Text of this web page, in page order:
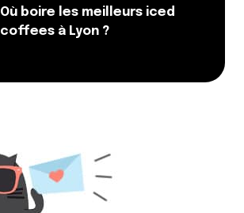
Où boire les meilleurs iced
coffees à Lyon ?